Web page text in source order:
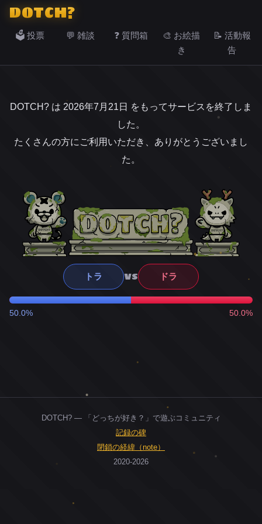
DOTCH?
🗳️ 投票 💬 雑談 ❓ 質問箱
🎨 お絵描
き
📝 活動報
告
DOTCH? は 2026年7月21日 をもってサービスを終了しま
した。
たくさんの方にご利用いただき、ありがとうございまし
た。
トラ VS ドラ
50.0% 50.0%
DOTCH? — 「どっちが好き？」で遊ぶコミュニティ
記録の碑
閉鎖の経緯（note）
2020-2026